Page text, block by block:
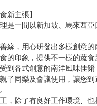
新主張】
是一間以新加坡、馬來西亞
緣，用心研發出多樣創意的
的印象，提供不一樣的蔬食
到各式創意的南洋風味佳餚
子同樂及會議使用，讓您到
，除了有良好工作環境、也